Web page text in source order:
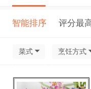
智能排序 评分最
菜式 烹饪方式